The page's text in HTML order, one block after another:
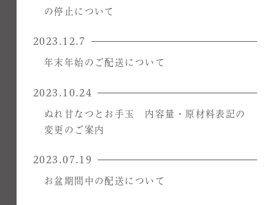
の停止について
2023.12.7
年末年始のご配送について
2023.10.24
ぬれ甘なつとお手玉 内容量・原材料表記の
変更のご案内
2023.07.19
お盆期間中の配送について